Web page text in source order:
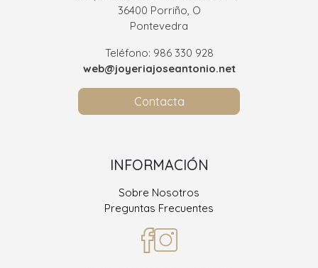
36400 Porriño, O
Pontevedra
Teléfono: 986 330 928
web@joyeriajoseantonio.net
Contacta
INFORMACIÓN
Sobre Nosotros
Preguntas Frecuentes